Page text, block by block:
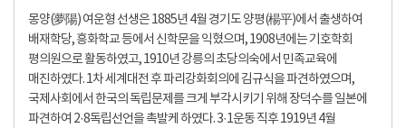
몽양(夢陽) 여운형 선생은 1885년 4월 경기도 양평(楊平)에서 출생하여
배재학당, 흥화학교 등에서 신학문을 익혔으며, 1908년에는 기호학회
평의원으로 활동하였고, 1910년 강릉의 초당의숙에서 민족교육에
매진하였다. 1차 세계대전 후 파리강화회의에 김규식을 파견하였으며,
국제사회에서 한국의 독립문제를 크게 부각시키기 위해 장덕수를 일본에
파견하여 2·8독립선언을 촉발케 하였다. 3·1운동 직후 1919년 4월